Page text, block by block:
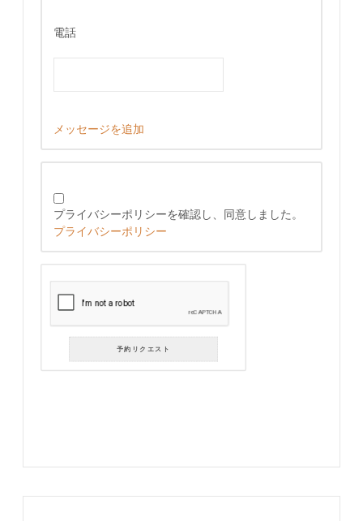
電話
メッセージを追加
プライバシーポリシーを確認し、同意しました。
プライバシーポリシー
予約リクエスト